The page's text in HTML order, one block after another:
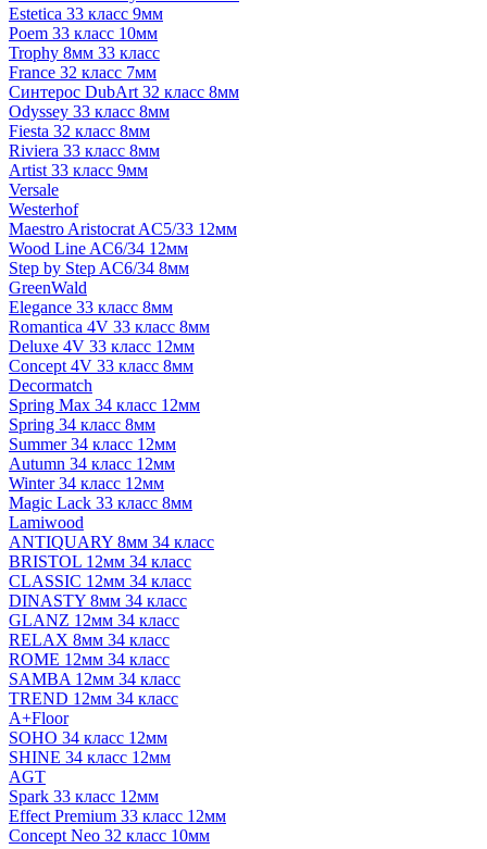
Estetica 33 класс 9мм
Poem 33 класс 10мм
Trophy 8мм 33 класс
France 32 класс 7мм
Синтерос DubArt 32 класс 8мм
Odyssey 33 класс 8мм
Fiesta 32 класс 8мм
Riviera 33 класс 8мм
Artist 33 класс 9мм
Versale
Westerhof
Maestro Aristocrat AC5/33 12мм
Wood Line AC6/34 12мм
Step by Step AC6/34 8мм
GreenWald
Elegance 33 класс 8мм
Romantica 4V 33 класс 8мм
Deluxe 4V 33 класс 12мм
Concept 4V 33 класс 8мм
Decormatch
Spring Max 34 класс 12мм
Spring 34 класс 8мм
Summer 34 класс 12мм
Autumn 34 класс 12мм
Winter 34 класс 12мм
Magic Lack 33 класс 8мм
Lamiwood
ANTIQUARY 8мм 34 класс
BRISTOL 12мм 34 класс
CLASSIC 12мм 34 класс
DINASTY 8мм 34 класс
GLANZ 12мм 34 класс
RELAX 8мм 34 класс
ROME 12мм 34 класс
SAMBA 12мм 34 класс
TREND 12мм 34 класс
A+Floor
SOHO 34 класс 12мм
SHINE 34 класс 12мм
AGT
Spark 33 класс 12мм
Effect Premium 33 класс 12мм
Concept Neo 32 класс 10мм